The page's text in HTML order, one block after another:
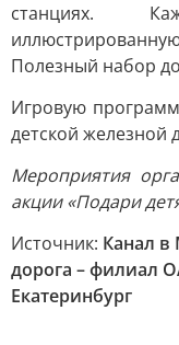
станциях.
Полезный набор
Игровую
детской железной
Мероприятия
акции «Подари
Источник: Канал в
дорога – филиал
Екатеринбург